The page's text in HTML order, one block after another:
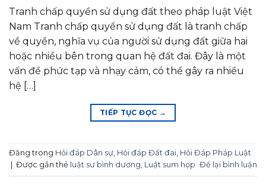
Tranh chấp quyền sử dụng đất theo pháp luật Việt
Nam Tranh chấp quyền sử dụng đất là tranh chấp
về quyền, nghĩa vụ của người sử dụng đất giữa hai
hoặc nhiều bên trong quan hệ đất đai. Đây là một
vấn đề phức tạp và nhạy cảm, có thể gây ra nhiều
hệ […]
TIẾP TỤC ĐỌC →
Đăng trong Hỏi đáp Dân sự, Hỏi đáp Đất đai, Hỏi Đáp Pháp Luật
Được gắn thẻ luật sư bình dương, Luật sum họp Để lại bình luận